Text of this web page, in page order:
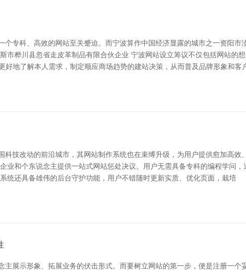
专科、高效的网站至关蹙迫。而宁波算作中国经济显露的城市之一资阳
市桦川县忽省走皮革制品有限合伙企业 宁波网站设立筹议不仅包括网站的
地了解本人需求，制定顺应商场趋势的建站决策，从而普及品牌形象和客
技改动的前沿城市，其网站制作系统也在束缚升级，为用户提供愈加高
业和个东说念主提供一站式网站惩处决议。用户无需具备专科的编程学问
统还具备雄伟的后台守护功能，用户不错随时更新实质、优化页面，栽培
展示形象、拓展业务的伏击形式。而要树立网站的第一步，便是注册一个